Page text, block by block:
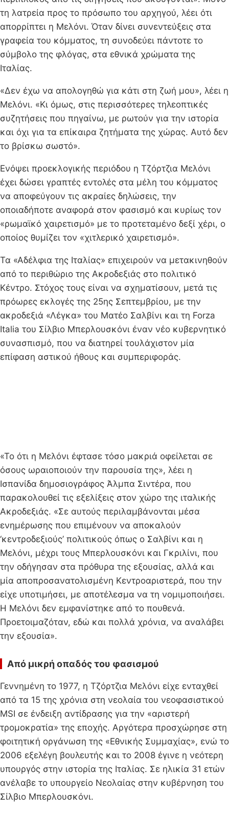
τη λατρεία προς το πρόσωπο του αρχηγού, λέει ότι
απορρίπτει η Μελόνι. Όταν δίνει συνεντεύξεις στα
γραφεία του κόμματος, τη συνοδεύει πάντοτε το
σύμβολο της φλόγας, στα εθνικά χρώματα της
Ιταλίας.
«Δεν έχω να απολογηθώ για κάτι στη ζωή μου», λέει η
Μελόνι. «Κι όμως, στις περισσότερες τηλεοπτικές
συζητήσεις που πηγαίνω, με ρωτούν για την ιστορία
και όχι για τα επίκαιρα ζητήματα της χώρας. Αυτό δεν
το βρίσκω σωστό».
Ενόψει προεκλογικής περιόδου η Τζόρτζια Μελόνι
έχει δώσει γραπτές εντολές στα μέλη του κόμματος
να αποφεύγουν τις ακραίες δηλώσεις, την
οποιαδήποτε αναφορά στον φασισμό και κυρίως τον
«ρωμαϊκό χαιρετισμό» με το προτεταμένο δεξί χέρι, ο
οποίος θυμίζει τον «χιτλερικό χαιρετισμό».
Τα «Αδέλφια της Ιταλίας» επιχειρούν να μετακινηθούν
από το περιθώριο της Ακροδεξιάς στο πολιτικό
Κέντρο. Στόχος τους είναι να σχηματίσουν, μετά τις
πρόωρες εκλογές της 25ης Σεπτεμβρίου, με την
ακροδεξιά «Λέγκα» του Ματέο Σαλβίνι και τη Forza
Italia του Σίλβιο Μπερλουσκόνι έναν νέο κυβερνητικό
συνασπισμό, που να διατηρεί τουλάχιστον μία
επίφαση αστικού ήθους και συμπεριφοράς.
«Το ότι η Μελόνι έφτασε τόσο μακριά οφείλεται σε
όσους ωραιοποιούν την παρουσία της», λέει η
Ισπανίδα δημοσιογράφος Άλμπα Σιντέρα, που
παρακολουθεί τις εξελίξεις στον χώρο της ιταλικής
Ακροδεξιάς. «Σε αυτούς περιλαμβάνονται μέσα
ενημέρωσης που επιμένουν να αποκαλούν
‘κεντροδεξιούς’ πολιτικούς όπως ο Σαλβίνι και η
Μελόνι, μέχρι τους Μπερλουσκόνι και Γκριλίνι, που
την οδήγησαν στα πρόθυρα της εξουσίας, αλλά και
μία αποπροσανατολισμένη Κεντροαριστερά, που την
είχε υποτιμήσει, με αποτέλεσμα να τη νομιμοποιήσει.
Η Μελόνι δεν εμφανίστηκε από το πουθενά.
Προετοιμαζόταν, εδώ και πολλά χρόνια, να αναλάβει
την εξουσία».
Από μικρή οπαδός του φασισμού
Γεννημένη το 1977, η Τζόρτζια Μελόνι είχε ενταχθεί
από τα 15 της χρόνια στη νεολαία του νεοφασιστικού
MSI σε ένδειξη αντίδρασης για την «αριστερή
τρομοκρατία» της εποχής. Αργότερα προσχώρησε στη
φοιτητική οργάνωση της «Εθνικής Συμμαχίας», ενώ το
2006 εξελέγη βουλευτής και το 2008 έγινε η νεότερη
υπουργός στην ιστορία της Ιταλίας. Σε ηλικία 31 ετών
ανέλαβε το υπουργείο Νεολαίας στην κυβέρνηση του
Σίλβιο Μπερλουσκόνι.